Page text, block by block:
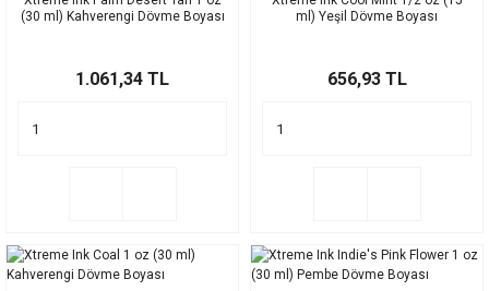
(30 ml) Kahverengi Dövme Boyası
1.061,34 TL
ml) Yeşil Dövme Boyası
656,93 TL